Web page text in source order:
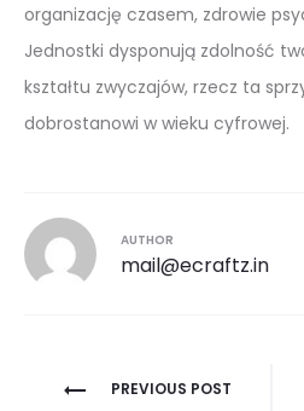
organizację czasem, zdrowie
Jednostki dysponują zdolność
kształtu zwyczajów, rzecz ta
dobrostanowi w wieku cyfrowej.
AUTHOR
mail@ecraftz.in
Post
PREVIOUS POST